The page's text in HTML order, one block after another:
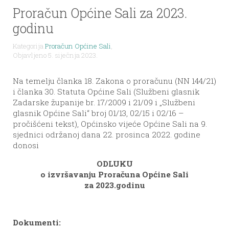
Proračun Općine Sali za 2023.
godinu
KategorijaProračun Općine Sali,
Objavljeno 5. siječnja 2023.
Na temelju članka 18. Zakona o proračunu (NN 144/21)
i članka 30. Statuta Općine Sali (Službeni glasnik
Zadarske županije br. 17/2009 i 21/09 i „Službeni
glasnik Općine Sali“ broj 01/13, 02/15 i 02/16 –
pročišćeni tekst), Općinsko vijeće Općine Sali na 9.
sjednici održanoj dana 22. prosinca 2022. godine
donosi
ODLUKU
o izvršavanju Proračuna Općine Sali
za 2023.godinu
Dokumenti: